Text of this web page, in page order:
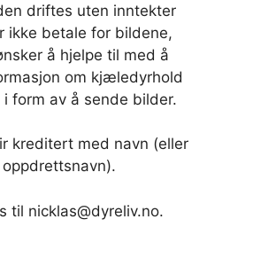
driftes uten inntekter
ikke betale for bildene,
å hjelpe til med å
om kjæledyrhold
form av å sende bilder.
kreditert med navn (eller
til nicklas@dyreliv.no.